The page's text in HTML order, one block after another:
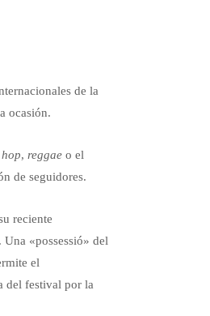
de la
ocasión.
, reggaeo el
de seguidores.
reciente
«possessió» del
el
del festival por la